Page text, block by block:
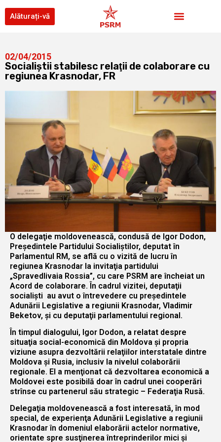
Alăturați-vă
02/04/2015
Socialiştii stabilesc relaţii de colaborare cu
regiunea Krasnodar, FR
O delegaţie moldovenească, condusă de Igor Dodon,
Preşedintele Partidului Socialiştilor, deputat în
Parlamentul RM, se află cu o vizită de lucru în
regiunea Krasnodar la invitaţia partidului
„Spravedlivaia Rossia”, cu care PSRM are încheiat un
Acord de colaborare. În cadrul vizitei, deputaţii
socialişti au avut o întrevedere cu preşedintele
Adunării Legislative a regiunii Krasnodar, Vladimir
Beketov, şi cu deputaţii parlamentului regional.
În timpul dialogului, Igor Dodon, a relatat despre
situaţia social-economică din Moldova şi propria
viziune asupra dezvoltării relaţiilor interstatale dintre
Moldova şi Rusia, inclusiv la nivelul colaborării
regionale. El a menţionat că dezvoltarea economică a
Moldovei este posibilă doar în cadrul unei cooperări
strînse cu partenerul său strategic – Federaţia Rusă.
Delegaţia moldovenească a fost interesată, în mod
special, de experienţa Adunării Legislative a regiunii
Krasnodar în domeniul elaborării actelor normative,
orientate spre susţinerea întreprinderilor mici şi